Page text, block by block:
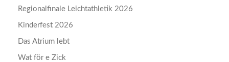
Regionalfinale Leichtathletik 2026
Kinderfest 2026
Das Atrium lebt
Wat för e Zick